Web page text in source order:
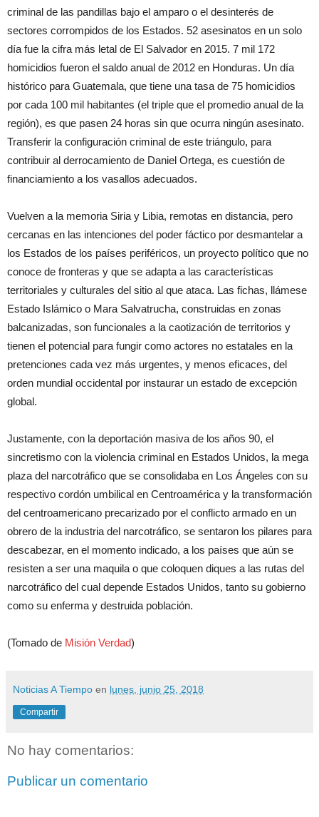
criminal de las pandillas bajo el amparo o el desinterés de
sectores corrompidos de los Estados. 52 asesinatos en un solo
día fue la cifra más letal de El Salvador en 2015. 7 mil 172
homicidios fueron el saldo anual de 2012 en Honduras. Un día
histórico para Guatemala, que tiene una tasa de 75 homicidios
por cada 100 mil habitantes (el triple que el promedio anual de la
región), es que pasen 24 horas sin que ocurra ningún asesinato.
Transferir la configuración criminal de este triángulo, para
contribuir al derrocamiento de Daniel Ortega, es cuestión de
financiamiento a los vasallos adecuados.
Vuelven a la memoria Siria y Libia, remotas en distancia, pero
cercanas en las intenciones del poder fáctico por desmantelar a
los Estados de los países periféricos, un proyecto político que no
conoce de fronteras y que se adapta a las características
territoriales y culturales del sitio al que ataca. Las fichas, llámese
Estado Islámico o Mara Salvatrucha, construidas en zonas
balcanizadas, son funcionales a la caotización de territorios y
tienen el potencial para fungir como actores no estatales en la
pretenciones cada vez más urgentes, y menos eficaces, del
orden mundial occidental por instaurar un estado de excepción
global.
Justamente, con la deportación masiva de los años 90, el
sincretismo con la violencia criminal en Estados Unidos, la mega
plaza del narcotráfico que se consolidaba en Los Ángeles con su
respectivo cordón umbilical en Centroamérica y la transformación
del centroamericano precarizado por el conflicto armado en un
obrero de la industria del narcotráfico, se sentaron los pilares para
descabezar, en el momento indicado, a los países que aún se
resisten a ser una maquila o que coloquen diques a las rutas del
narcotráfico del cual depende Estados Unidos, tanto su gobierno
como su enferma y destruida población.
(Tomado de Misión Verdad)
Noticias A Tiempo en lunes, junio 25, 2018
Compartir
No hay comentarios:
Publicar un comentario